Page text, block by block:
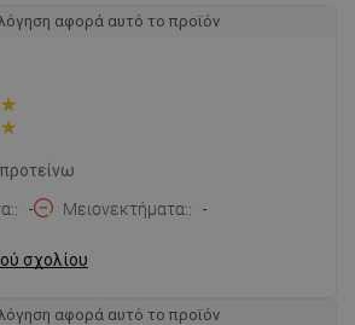
αφορά αυτό το προϊόν
- Μειονεκτήματα: -
σχολίου
αφορά αυτό το προϊόν